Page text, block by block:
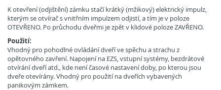
K otevření (odjištění) zámku stačí krátký (mžikový) elektrický impulz,
kterým se otvírač s vnitřním impulzem odjistí, a tím je v poloze
OTEVŘENO. Po průchodu dveřmi je zpět v klidové poloze ZAVŘENO.
Použití:
Vhodný pro pohodlné ovládání dveří ve spěchu a strachu z
opětovného zavření. Napojení na EZS, vstupní systémy, bezdrátové
otvírání dveří atd., kde není časové nastavení doby, po kterou jsou
dveře otevírány. Vhodný pro použití na dveřích vybavených
panikovým zámkem.